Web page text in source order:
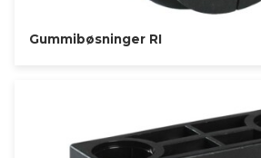
Gummibøsninger RI